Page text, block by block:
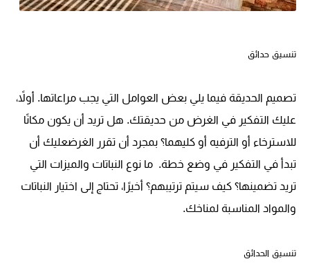
تنسيق حدائق
تصميم الحديقة فيما يلي بعض العوامل التي يجب مراعاتها. أولاً،
عليك التفكير في الغرض من حديقتك. هل تريد أن يكون مكانًا
للاسترخاء أو الترفيه أو كليهما؟ بمجرد أن تقرر الغرضعليك أن
تبدأ في التفكير في وضع خطة. ما نوع النباتات والميزات التي
تريد تضمينها؟ كيف سيتم ترتيبهم؟ أخيرًا، تحتاج إلى اختيار النباتات
والمواد المناسبة لمناخك.
تنسيق الحدائق